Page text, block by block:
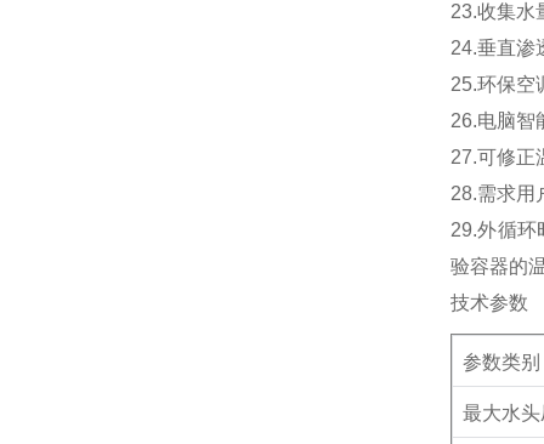
23.收集水
24.垂直渗
25.环保空
26.电脑智
27.可修正
28.需求用
29.外循环
验容器的
技术参数
参数类别
最大水